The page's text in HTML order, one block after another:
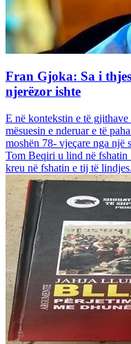
Fran Gjoka: Sa i
njerëzor ishte
E në kontekstin e të
mësuesin e nderuar e të
moshën 78- vjeçare nga një
Tom Beqiri u lind në
kreu në fshatin e tij të